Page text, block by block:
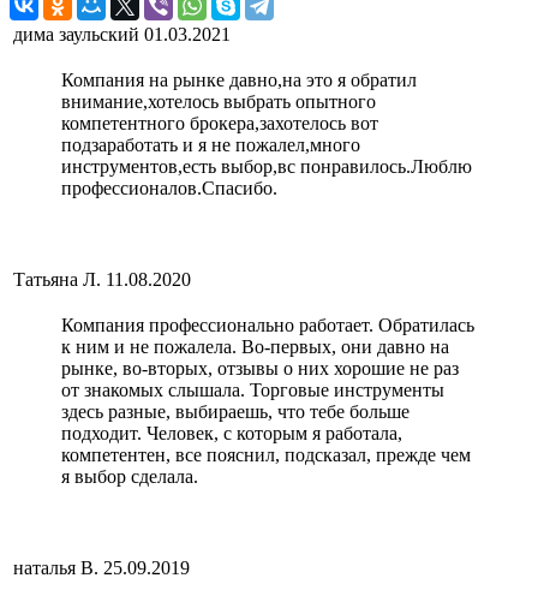
дима заульский 01.03.2021
Компания на рынке давно,на это я обратил
внимание,хотелось выбрать опытного
компетентного брокера,захотелось вот
подзаработать и я не пожалел,много
инструментов,есть выбор,вс понравилось.Люблю
профессионалов.Спасибо.
Татьяна Л. 11.08.2020
Компания профессионально работает. Обратилась
к ним и не пожалела. Во-первых, они давно на
рынке, во-вторых, отзывы о них хорошие не раз
от знакомых слышала. Торговые инструменты
здесь разные, выбираешь, что тебе больше
подходит. Человек, с которым я работала,
компетентен, все пояснил, подсказал, прежде чем
я выбор сделала.
наталья В. 25.09.2019